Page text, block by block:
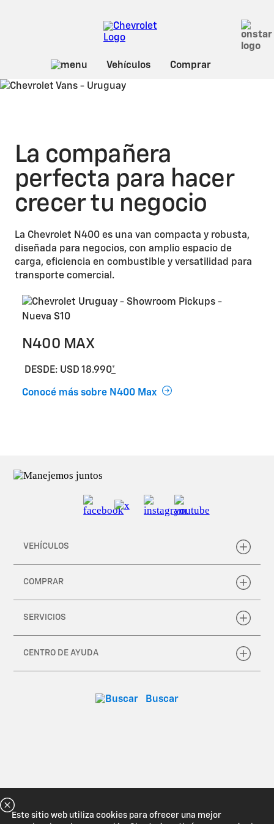
La compañera
perfecta para hacer
crecer tu negocio
La Chevrolet N400 es una van compacta y robusta,
diseñada para negocios, con amplio espacio de
carga, eficiencia en combustible y versatilidad para
transporte comercial.
N400 MAX
DESDE: USD 18.990*
Conocé más sobre N400 Max
Este sitio web utiliza cookies para ofrecer una mejor